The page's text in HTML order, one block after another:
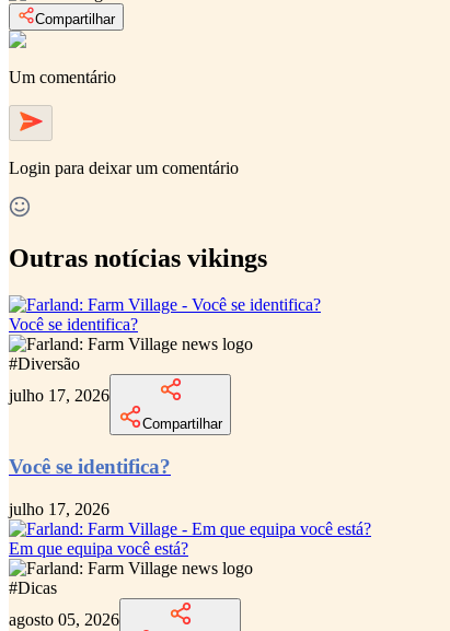
Compartilhar
Um comentário
Login para deixar um comentário
Outras notícias vikings
Você se identifica?
#Diversão
julho 17, 2026
Compartilhar
Você se identifica?
julho 17, 2026
Em que equipa você está?
#Dicas
agosto 05, 2026